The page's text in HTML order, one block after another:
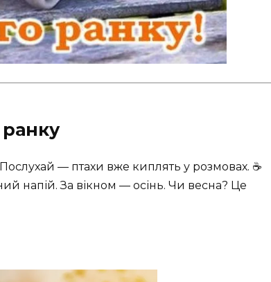
— птахи вже киплять у розмовах. ☕
напій. За вікном — осінь. Чи весна? Це